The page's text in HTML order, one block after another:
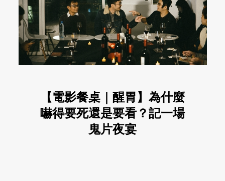
【電影餐桌｜醒胃】為什麼
嚇得要死還是要看？記一場
鬼片夜宴